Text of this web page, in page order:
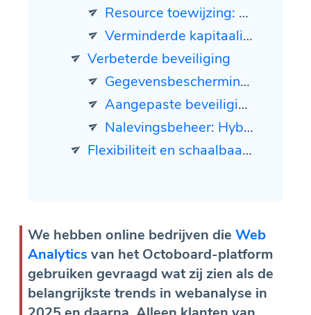
Resource toewijzing: Organisaties kunnen kosten optimaliseren door on-premises infrastructuur te gebruiken voor stabiele, voorspelbare werklasten, terwijl ze publieke cloudresources benutten voor variabele of piekvraag.
Verminderde kapitaalinvestering: Door gebruik te maken van publieke cloudservices kunnen bedrijven grote initiële investeringen in hardware en infrastructuur minimaliseren.
Verbeterde beveiliging
Gegevensbescherming: Gevoelige gegevens en kritieke toepassingen kunnen worden bewaard binnen een private cloud of on-premises infrastructuur, waardoor er betere controle is over beveiliging en naleving.
Aangepaste beveiligingsmaatregelen: Organisaties kunnen robuuste beveiligingsprotocollen implementeren, waaronder geavanceerde versleuteling, toegangscontroles en regelmatige beveiligingsaudits, afgestemd op hun specifieke vereisten.
Nalevingsbeheer: Hybride cloud stelt bedrijven in staat om te voldoen aan regelgeving inzake gegevensresidentie en privacy door gevoelige gegevens binnen specifieke geografische locaties te houden.
Flexibiliteit en schaalbaarheid
We hebben online bedrijven die Web
Analytics van het Octoboard-platform
gebruiken gevraagd wat zij zien als de
belangrijkste trends in webanalyse in